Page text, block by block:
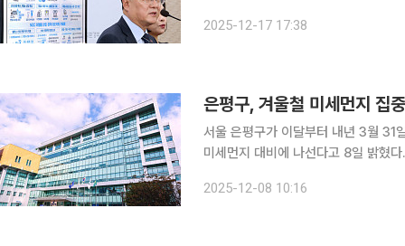
후 브리핑에서 "전기본에 담긴 신규
2025-12-17 17:38
은평구, 겨울철 미세먼지 집
서울 은평구가 이달부터 내년 3월 31
미세먼지 대비에 나선다고 8일 밝혔다. 계절관리제는 미세먼지 농도가 특히 높아지는 겨울철
2025-12-08 10:16